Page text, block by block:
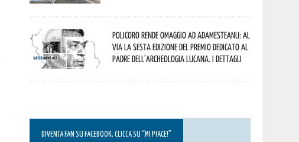
Policoro rende omaggio ad Adamesteanu: al
via la sesta edizione del Premio dedicato al
padre dell’archeologia lucana. I dettagli
DIVENTA FAN SU FACEBOOK, CLICCA SU “MI PIACE!”